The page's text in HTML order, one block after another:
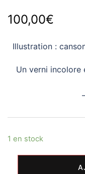
100,00€
Illustration :
Un verni incolore
1 en stock